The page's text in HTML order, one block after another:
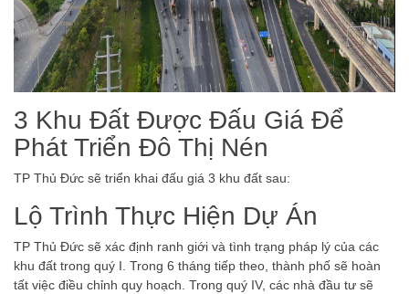
3 Khu Đất Được Đấu Giá Để
Phát Triển Đô Thị Nén
TP Thủ Đức sẽ triển khai đấu giá 3 khu đất sau:
Lộ Trình Thực Hiện Dự Án
TP Thủ Đức sẽ xác định ranh giới và tình trạng pháp lý của các
khu đất trong quý I. Trong 6 tháng tiếp theo, thành phố sẽ hoàn
tất việc điều chỉnh quy hoạch. Trong quý IV, các nhà đầu tư sẽ